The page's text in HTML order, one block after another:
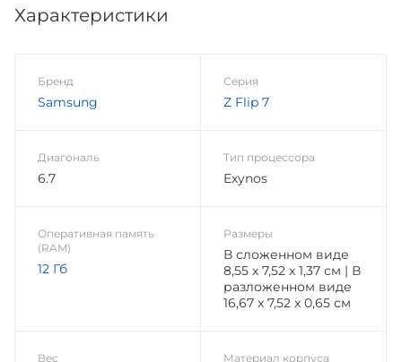
Характеристики
Бренд
Samsung
Серия
Z Flip 7
Диагональ
6.7
Тип процессора
Exynos
Оперативная память
(RAM)
12 Гб
Размеры
В сложенном виде
8,55 x 7,52 x 1,37 см | В
разложенном виде
16,67 x 7,52 x 0,65 см
Вес Материал корпуса